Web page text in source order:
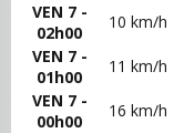
VEN 7 -
02h00
10 km/h
VEN 7 -
01h00
11 km/h
VEN 7 -
00h00
16 km/h